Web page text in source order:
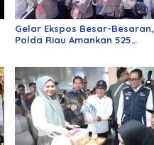
Gelar Ekspos Besar-Besaran,
Polda Riau Amankan 525